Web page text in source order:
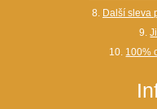
8. Další sleva
9.
10. 100%